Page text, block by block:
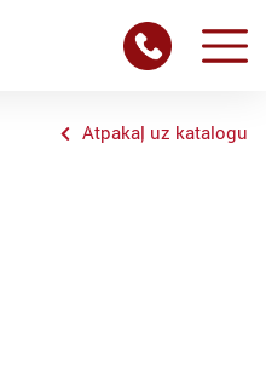
Atpakaļ uz katalogu